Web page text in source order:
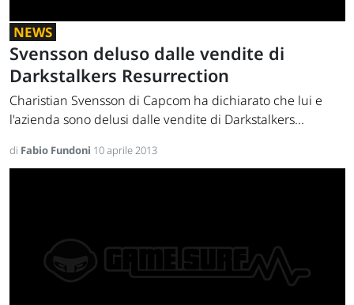
NEWS
Svensson deluso dalle vendite di
Darkstalkers Resurrection
Charistian Svensson di Capcom ha dichiarato che lui e
l'azienda sono delusi dalle vendite di Darkstalkers...
di Fabio Fundoni 10 aprile 2013